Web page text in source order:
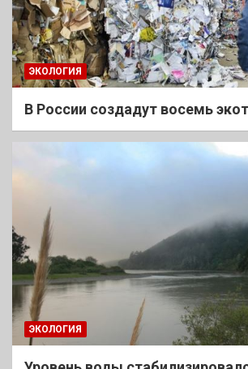
ЭКОЛОГИЯ
В России создадут восемь
ЭКОЛОГИЯ